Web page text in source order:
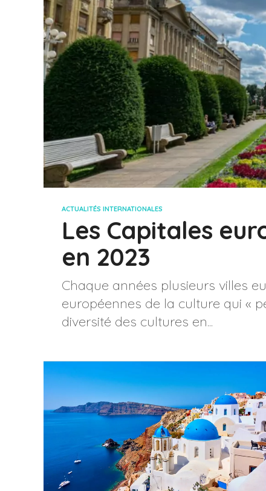
ACTUALITÉS INTERNATIONALES
Les Capitales
en 2023
Chaque années plusieurs villes
européennes de la culture qui «
diversité des cultures en...